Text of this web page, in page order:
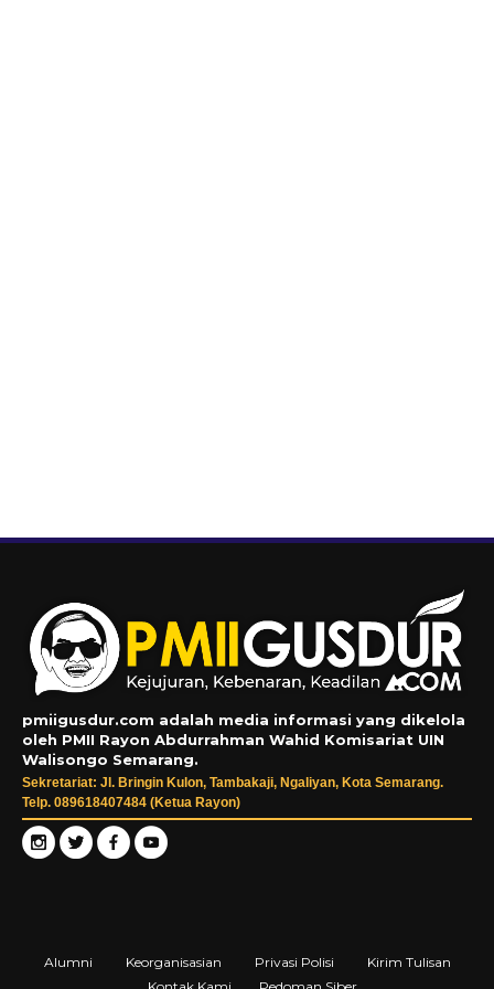
pmiigusdur.com adalah media informasi yang dikelola
oleh PMII Rayon Abdurrahman Wahid Komisariat UIN
Walisongo Semarang.
Sekretariat: Jl. Bringin Kulon, Tambakaji, Ngaliyan, Kota Semarang.
Telp. 089618407484 (Ketua Rayon)
Alumni Keorganisasian Privasi Polisi
Kirim Tulisan